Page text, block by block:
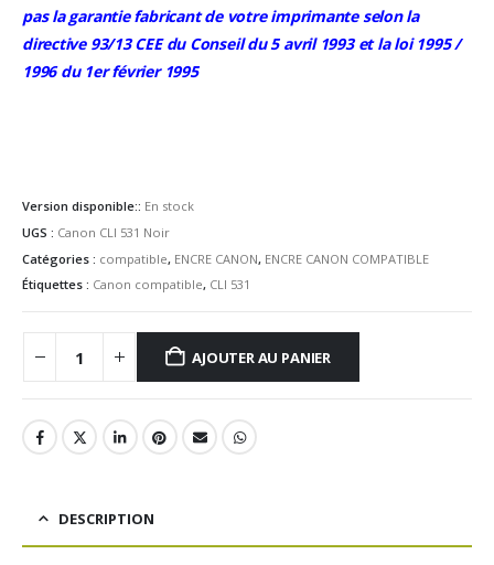
pas la garantie fabricant de votre imprimante selon la
directive 93/13 CEE du Conseil du 5 avril 1993 et la loi 1995 /
1996 du 1er février 1995
Version disponible:: En stock
UGS : Canon CLI 531 Noir
Catégories : compatible, ENCRE CANON, ENCRE CANON COMPATIBLE
Étiquettes : Canon compatible, CLI 531
AJOUTER AU PANIER
DESCRIPTION